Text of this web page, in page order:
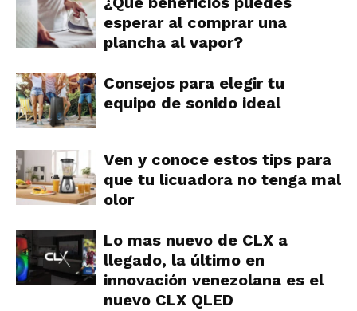
esperar al comprar una
plancha al vapor?
Consejos para elegir tu
equipo de sonido ideal
Ven y conoce estos tips para
que tu licuadora no tenga mal
olor
Lo mas nuevo de CLX a
llegado, la último en
innovación venezolana es el
nuevo CLX QLED